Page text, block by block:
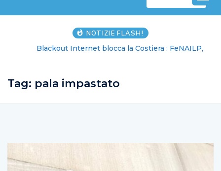
NOTIZIE FLASH!
Blackout Internet blocca la Costiera : FeNAILP,